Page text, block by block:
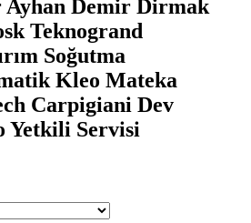
Ayhan Demir Dirmak
Teknogrand
Soğutma
Kleo Mateka
Carpigiani Dev
Yetkili Servisi